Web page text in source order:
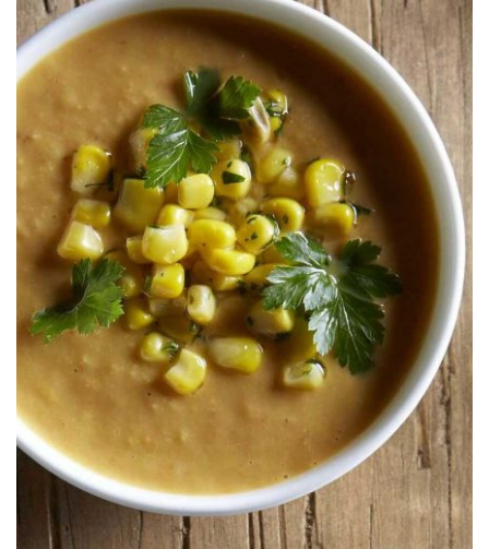
Sopa de Elote Dorado y Chile Morita
S&W®